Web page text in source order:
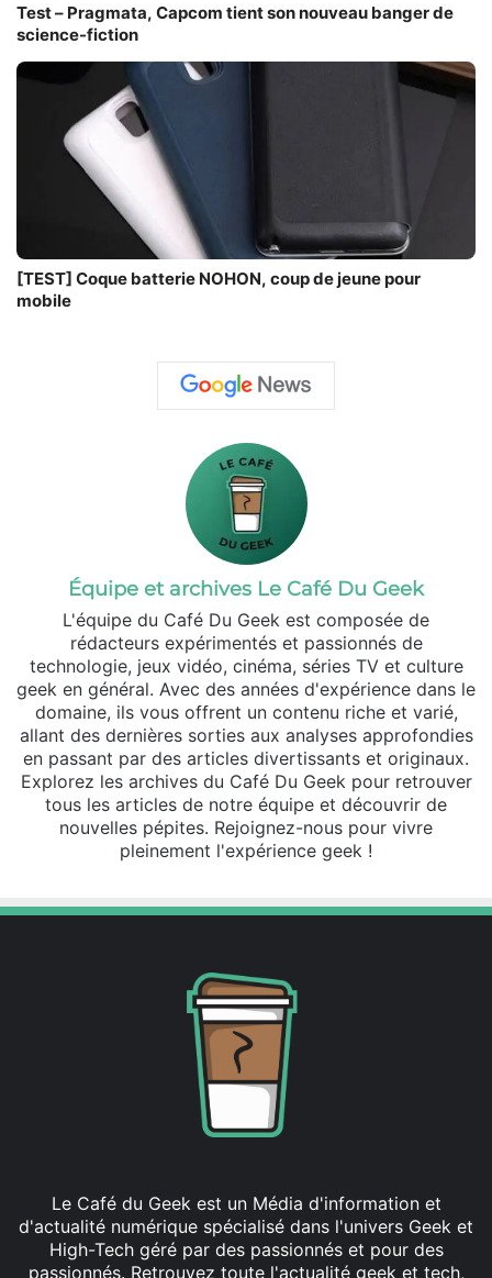
Test – Pragmata, Capcom tient son nouveau banger de
science-fiction
[TEST] Coque batterie NOHON, coup de jeune pour
mobile
Équipe et archives Le Café Du Geek
L'équipe du Café Du Geek est composée de
rédacteurs expérimentés et passionnés de
technologie, jeux vidéo, cinéma, séries TV et culture
geek en général. Avec des années d'expérience dans le
domaine, ils vous offrent un contenu riche et varié,
allant des dernières sorties aux analyses approfondies
en passant par des articles divertissants et originaux.
Explorez les archives du Café Du Geek pour retrouver
tous les articles de notre équipe et découvrir de
nouvelles pépites. Rejoignez-nous pour vivre
pleinement l'expérience geek !
Le Café du Geek est un Média d'information et
d'actualité numérique spécialisé dans l'univers Geek et
High-Tech géré par des passionnés et pour des
passionnés. Retrouvez toute l'actualité geek et tech,